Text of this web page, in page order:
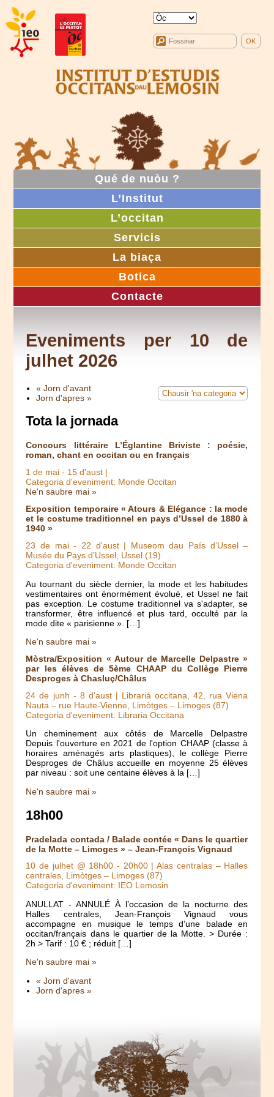
Qué de nuòu ?
L’Institut
L’occitan
Servicis
La biaça
Botica
Contacte
Eveniments per 10 de
julhet 2026
« Jorn d'avant
Jorn d'apres »
Tota la jornada
Concours littéraire L’Églantine Briviste : poésie,
roman, chant en occitan ou en français
1 de mai - 15 d'aust |
Categoria d'eveniment: Monde Occitan
Ne'n saubre mai »
Exposition temporaire « Atours & Elégance : la mode
et le costume traditionnel en pays d’Ussel de 1880 à
1940 »
23 de mai- 22 d'aust| Museom dau País d’Ussel –
Musée du Pays d’Ussel, Ussel (19)
Categoria d'eveniment: Monde Occitan
Au tournant du siècle dernier, la mode et les habitudes
vestimentaires ont énormément évolué, et Ussel ne fait
pas exception. Le costume traditionnel va s'adapter, se
transformer, être influencé et plus tard, occulté par la
mode dite « parisienne ». […]
Ne'n saubre mai »
Mòstra/Exposition « Autour de Marcelle Delpastre »
par les élèves de 5ème CHAAP du Collège Pierre
Desproges à Chasluç/Châlus
24 de junh - 8 d'aust| Librariá occitana, 42, rua Viena
Nauta – rue Haute-Vienne, Limòtges – Limoges (87)
Categoria d'eveniment: Libraria Occitana
Un cheminement aux côtés de Marcelle Delpastre
Depuis l'ouverture en 2021 de l'option CHAAP (classe à
horaires aménagés arts plastiques), le collège Pierre
Desproges de Châlus accueille en moyenne 25 élèves
par niveau : soit une centaine élèves à la […]
Ne'n saubre mai »
18h00
Pradelada contada / Balade contée « Dans le quartier
de la Motte – Limoges » – Jean-François Vignaud
10 de julhet @ 18h00 - 20h00| Alas centralas – Halles
centrales, Limòtges – Limoges (87)
Categoria d'eveniment: IEO Lemosin
ANULLAT - ANNULÉ À l’occasion de la nocturne des
Halles centrales, Jean-François Vignaud vous
accompagne en musique le temps d’une balade en
occitan/français dans le quartier de la Motte. > Durée :
2h > Tarif : 10 € ; réduit […]
Ne'n saubre mai »
« Jorn d'avant
Jorn d'apres »